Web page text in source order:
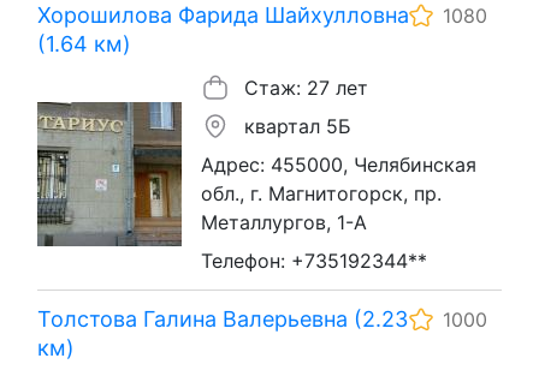
Хорошилова Фарида Шайхулловна
(1.64 км)
1080
Стаж: 27 лет
квартал 5Б
Адрес: 455000, Челябинская
обл., г. Магнитогорск, пр.
Металлургов, 1-А
Телефон: +735192344**
Толстова Галина Валерьевна (2.23
км)
1000